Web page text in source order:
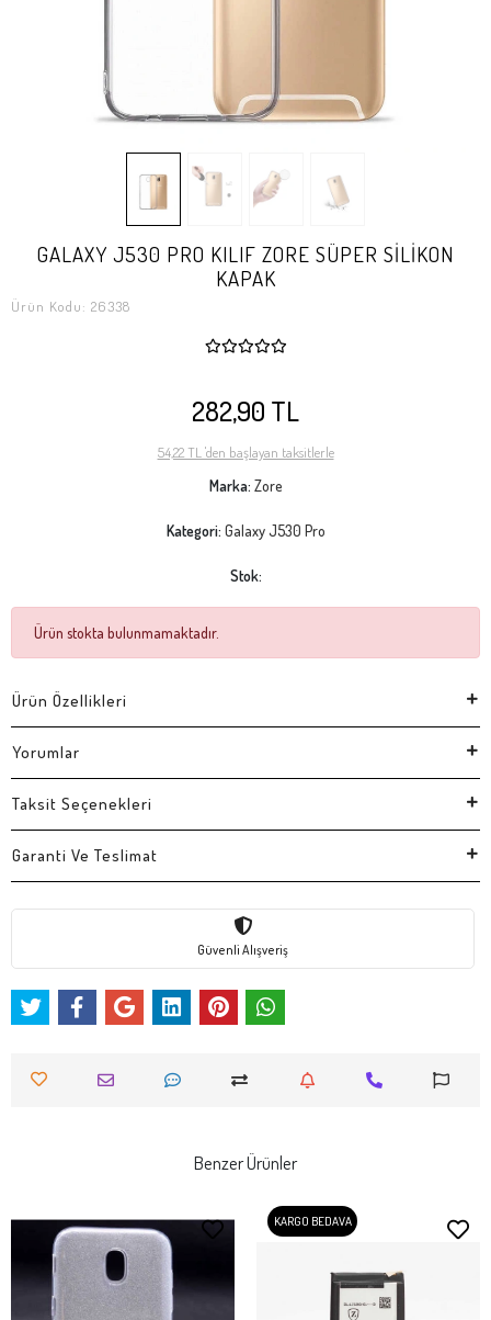
GALAXY J530 PRO KILIF ZORE SÜPER SİLİKON
KAPAK
Ürün Kodu: 26338
282,90 TL
54,22 TL 'den başlayan taksitlerle
Marka: Zore
Kategori: Galaxy J530 Pro
Stok:
Ürün stokta bulunmamaktadır.
Ürün Özellikleri
Yorumlar
Taksit Seçenekleri
Garanti Ve Teslimat
Güvenli Alışveriş
Benzer Ürünler
KARGO BEDAVA